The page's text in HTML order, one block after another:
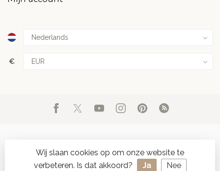
€
© Copyright 2026 d'Oude Seylmakerij- Powered by Lightspeed
Wij slaan cookies op om onze website te
verbeteren. Is dat akkoord?
Ja Nee